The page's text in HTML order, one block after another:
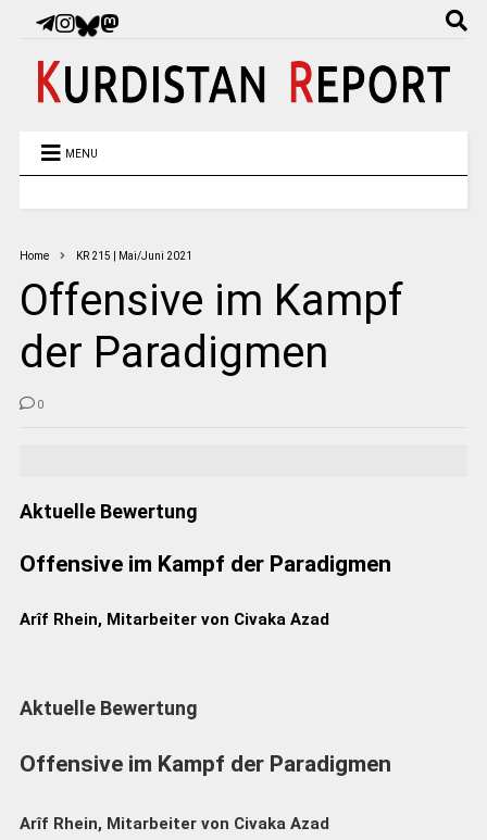
MENU
Home KR 215 | Mai/Juni 2021
Offensive im Kampf
der Paradigmen
0
Aktuelle Bewertung
Offensive im Kampf der Paradigmen
Arîf Rhein, Mitarbeiter von Civaka Azad
Aktuelle Bewertung
Offensive im Kampf der Paradigmen
Arîf Rhein, Mitarbeiter von Civaka Azad